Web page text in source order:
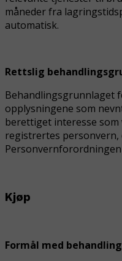
måneder fra
automatisk.
Rettslig
Behandlingsgrunnlaget
opplysningene som
berettiget interesse
registrertes personvern,
Kjøp
Formål med